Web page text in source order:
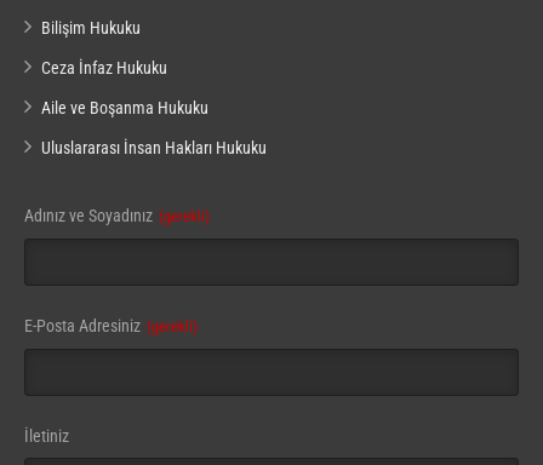
Bilişim Hukuku
Ceza İnfaz Hukuku
Aile ve Boşanma Hukuku
Uluslararası İnsan Hakları Hukuku
Contact
Email (gerekli)
Adınız ve Soyadınız (gerekli)
E-Posta Adresiniz (gerekli)
İletiniz